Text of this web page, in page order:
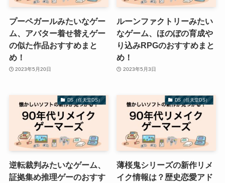
プーペガールみたいなゲー
ム、アバター着せ替えゲー
の似た作品おすすめまと
め！
2023年5月20日
ルーンファクトリーみたい
なゲーム、ほのぼの育成や
り込みRPGのおすすめまと
め！
2023年5月3日
DS（任天堂DS）
逆転裁判みたいなゲーム、
証拠集め推理ゲーのおすす
DS（任天堂DS）
薄桜鬼シリーズの新作リメ
イク情報は？歴史恋愛アド